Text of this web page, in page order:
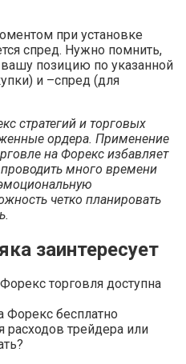
при установке
спред. Нужно помнить,
позицию по указанной
и –спред (для
стратегий и торговых
ордера. Применение
на Форекс избавляет
много времени
четко планировать
заинтересует
торговля доступна
Форекс бесплатно
расходов трейдера или